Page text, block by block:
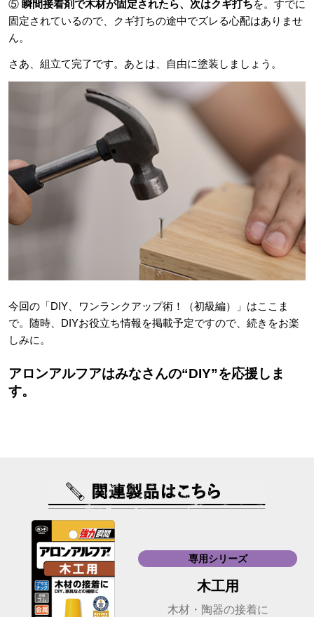
⑤ 瞬間接着剤で木材が固定されたら、次はクギ打ちを。すでに
固定されているので、クギ打ちの途中でズレる心配はありませ
ん。
さあ、組立て完了です。あとは、自由に塗装しましょう。
今回の「DIY、ワンランクアップ術！（初級編）」はここま
で。随時、DIYお役立ち情報を掲載予定ですので、続きをお楽
しみに。
アロンアルフアはみなさんの“DIY”を応援しま
す。
専用シリーズ
木工用
木材・陶器の接着に